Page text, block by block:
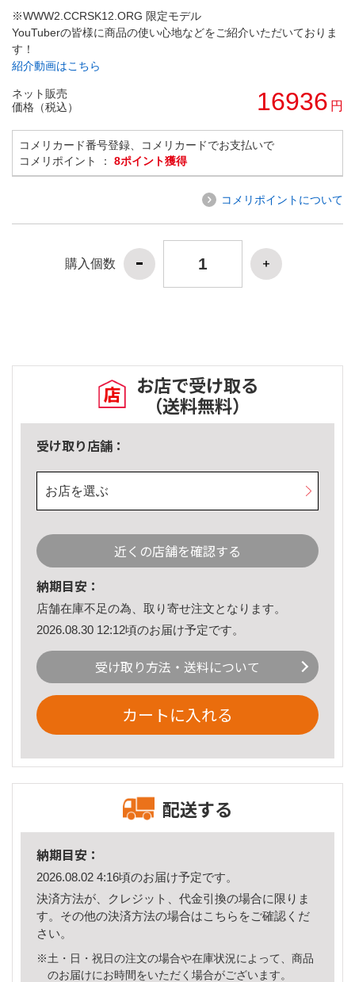
※WWW2.CCRSK12.ORG 限定モデル
YouTuberの皆様に商品の使い心地などをご紹介いただいておりま
す！
紹介動画はこちら
ネット販売
価格（税込）
16936 円
コメリカード番号登録、コメリカードでお支払いで
コメリポイント ： 8ポイント獲得
コメリポイントについて
購入個数
お店で受け取る
（送料無料）
受け取り店舗：
お店を選ぶ
近くの店舗を確認する
納期目安：
店舗在庫不足の為、取り寄せ注文となります。
2026.08.30 12:12頃のお届け予定です。
受け取り方法・送料について
カートに入れる
配送する
納期目安：
2026.08.02 4:16頃のお届け予定です。
決済方法が、クレジット、代金引換の場合に限りま
す。その他の決済方法の場合はこちら をご確認くだ
さい。
※土・日・祝日の注文の場合や在庫状況によって、商品
のお届けにお時間をいただく場合がございます。